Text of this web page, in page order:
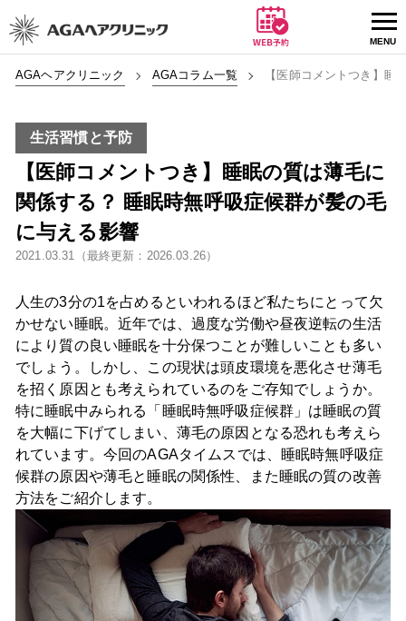
AGAヘアクリニック AGAコラム一覧 【医師コメントつき】
生活習慣と予防
【医師コメントつき】睡眠の質は薄毛に
関係する？ 睡眠時無呼吸症候群が髪の毛
に与える影響
2021.03.31（最終更新：2026.03.26）
人生の3分の1を占めるといわれるほど私たちにとって欠
かせない睡眠。近年では、過度な労働や昼夜逆転の生活
により質の良い睡眠を十分保つことが難しいことも多い
でしょう。しかし、この現状は頭皮環境を悪化させ薄毛
を招く原因とも考えられているのをご存知でしょうか。
特に睡眠中みられる「睡眠時無呼吸症候群」は睡眠の質
を大幅に下げてしまい、薄毛の原因となる恐れも考えら
れています。今回のAGAタイムスでは、睡眠時無呼吸症
候群の原因や薄毛と睡眠の関係性、また睡眠の質の改善
方法をご紹介します。